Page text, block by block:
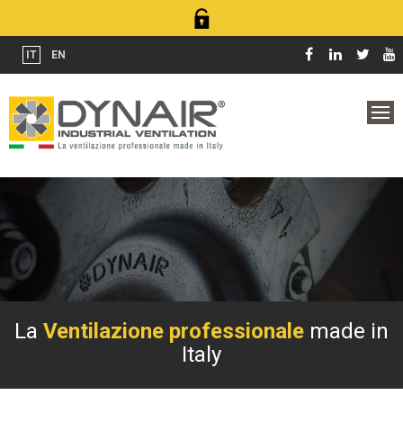
IT EN
La Ventilazione professionale made in
Italy